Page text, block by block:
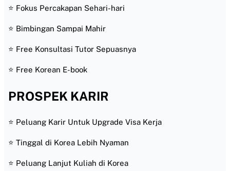
⭐ Fokus Percakapan Sehari-hari
⭐ Bimbingan Sampai Mahir
⭐ Free Konsultasi Tutor Sepuasnya
⭐ Free Korean E-book
PROSPEK KARIR
⭐ Peluang Karir Untuk Upgrade Visa Kerja
⭐ Tinggal di Korea Lebih Nyaman
⭐ Peluang Lanjut Kuliah di Korea